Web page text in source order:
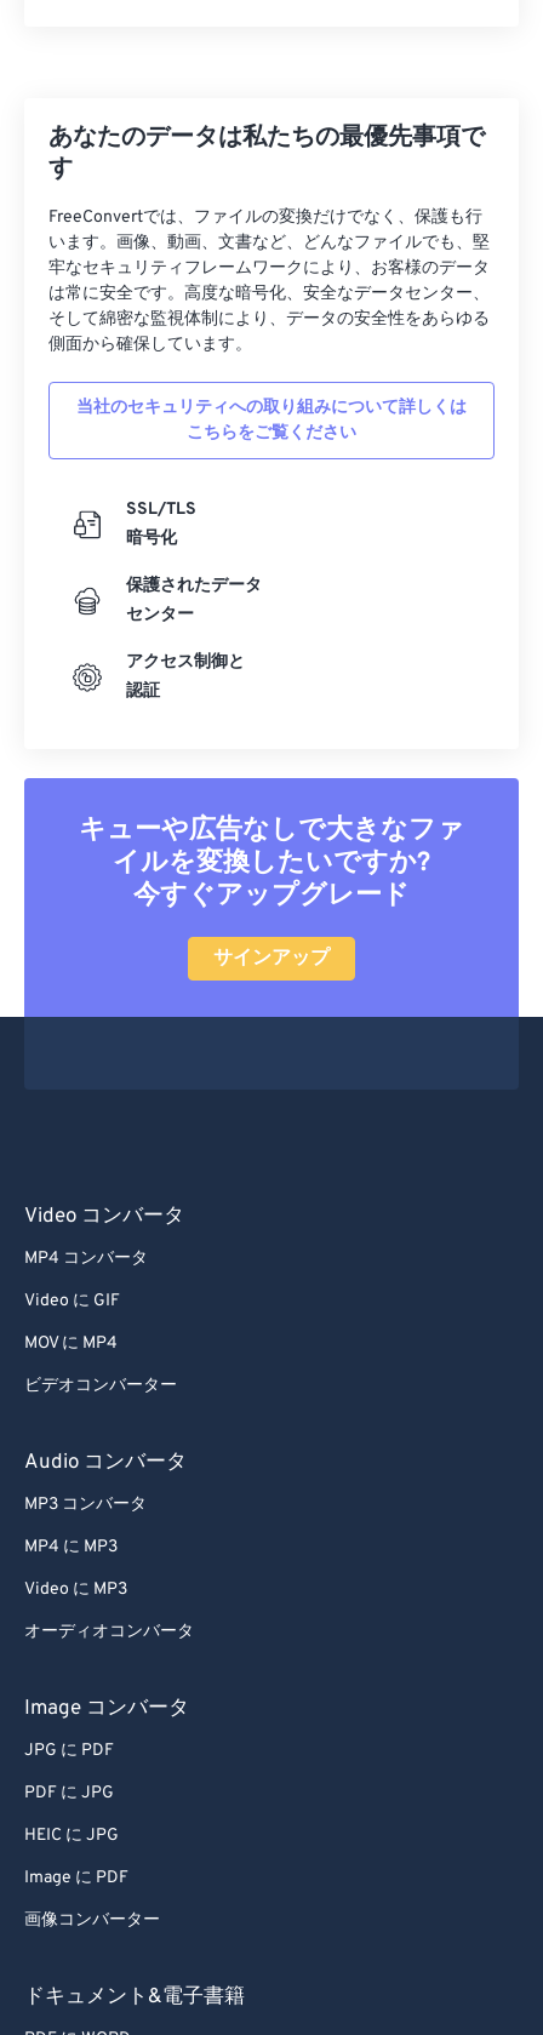
あなたのデータは私たちの最優先事項で
す
FreeConvertでは、ファイルの変換だけでなく、保護も行
います。画像、動画、文書など、どんなファイルでも、堅
牢なセキュリティフレームワークにより、お客様のデータ
は常に安全です。高度な暗号化、安全なデータセンター、
そして綿密な監視体制により、データの安全性をあらゆる
側面から確保しています。
当社のセキュリティへの取り組みについて詳しくは
こちらをご覧ください
SSL/TLS
暗号化
保護されたデータ
センター
アクセス制御と
認証
キューや広告なしで大きなファ
イルを変換したいですか?
今すぐアップグレード
サインアップ
Video コンバータ
MP4 コンバータ
Video に GIF
MOV に MP4
ビデオコンバーター
Audio コンバータ
MP3 コンバータ
MP4 に MP3
Video に MP3
オーディオコンバータ
Image コンバータ
JPG に PDF
PDF に JPG
HEIC に JPG
Image に PDF
画像コンバーター
ドキュメント&電子書籍